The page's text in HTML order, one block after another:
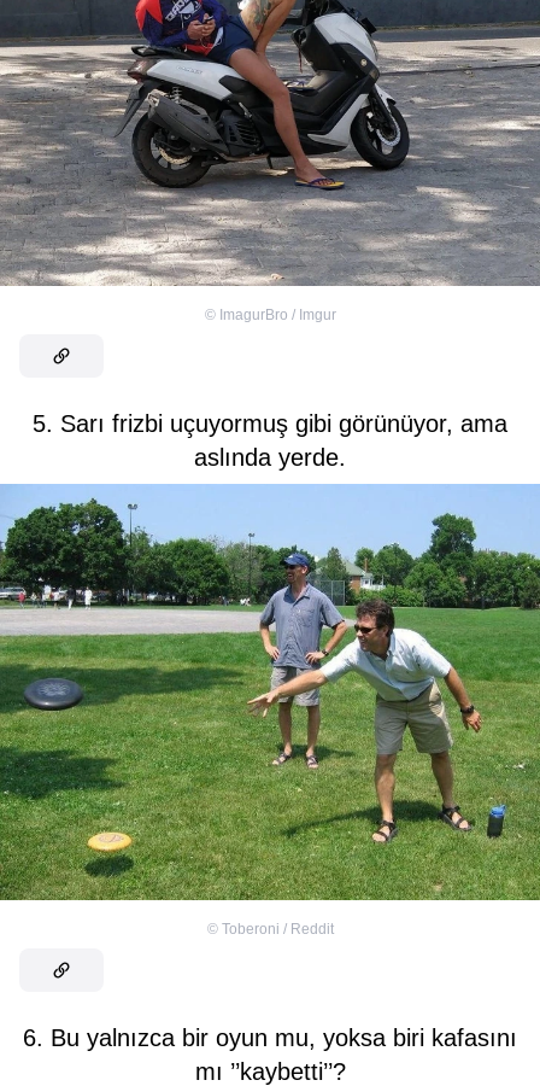
© ImagurBro / Imgur
5. Sarı frizbi uçuyormuş gibi görünüyor, ama
aslında yerde.
© Toberoni / Reddit
6. Bu yalnızca bir oyun mu, yoksa biri kafasını
mı ’’kaybetti’’?